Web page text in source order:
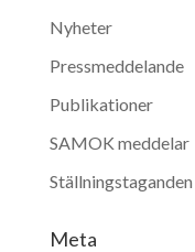
Nyheter
Pressmeddelande
Publikationer
SAMOK meddelar
Ställningstaganden
Meta